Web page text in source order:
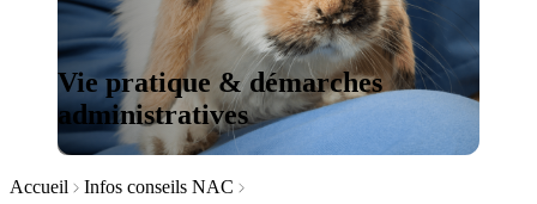
Vie pratique & démarches
administratives
Accueil
Infos conseils NAC